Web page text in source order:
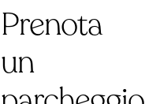
Prenota
un